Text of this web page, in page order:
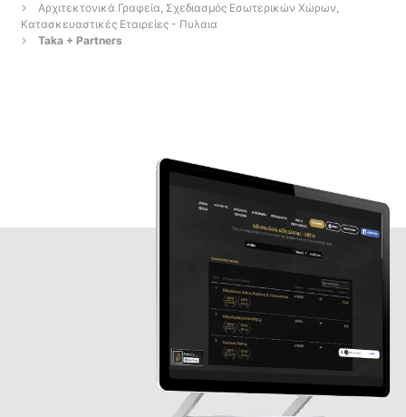
Αρχιτεκτονικά Γραφεία, Σχεδιασμός Εσωτερικών Χώρων,
Κατασκευαστικές Εταιρείες - Πυλαια
Taka + Partners